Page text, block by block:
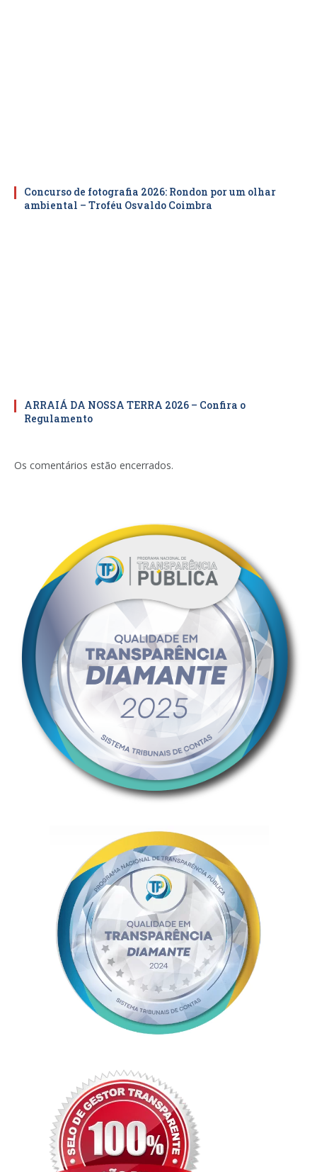
Concurso de fotografia 2026: Rondon por um olhar
ambiental – Troféu Osvaldo Coimbra
ARRAIÁ DA NOSSA TERRA 2026 – Confira o
Regulamento
Os comentários estão encerrados.